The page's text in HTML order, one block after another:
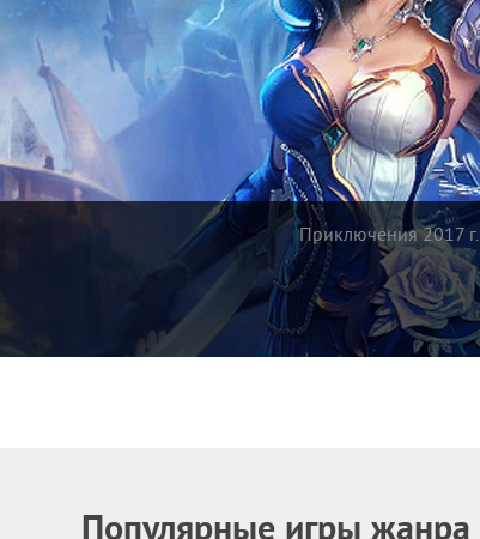
Приключения 2017 г.